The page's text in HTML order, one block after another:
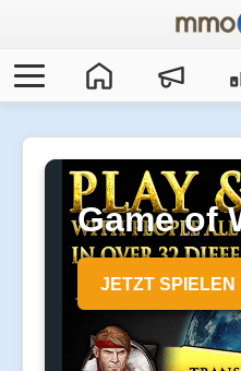
Game of
Age
JETZT SPIELEN